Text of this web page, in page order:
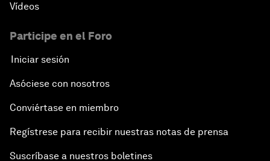
Vídeos
Participe en el Foro
Iniciar sesión
Asóciese con nosotros
Conviértase en miembro
Regístrese para recibir nuestras notas de prensa
Suscríbase a nuestros boletines